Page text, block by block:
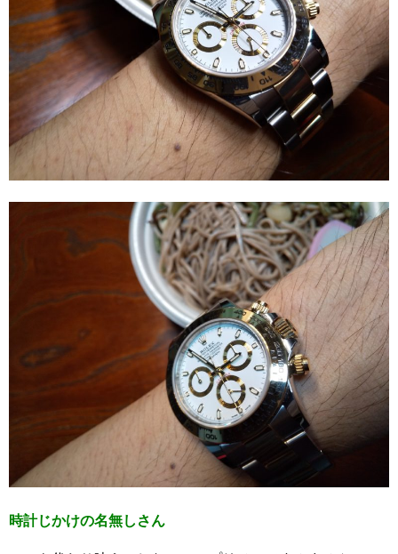
時計じかけの名無しさん